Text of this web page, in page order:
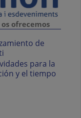
ofrecemos
de
para la
y el tiempo